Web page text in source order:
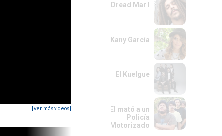
[ver más videos]
Dread Mar I
Kany García
El Kuelgue
El mató a un
Policía
Motorizado